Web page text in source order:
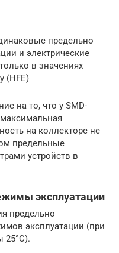
предельно
и электрические
в значениях
(HFE)
на то, что у SMD-
максимальная
на коллекторе не
предельные
устройств в
эксплуатации
предельно
эксплуатации (при
25°С).